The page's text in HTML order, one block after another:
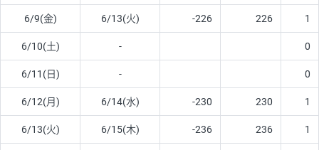
6/9(金) 6/13(火) -226 226 1
6/10(土) - 0
6/11(日) - 0
6/12(月) 6/14(水) -230 230 1
6/13(火) 6/15(木) -236 236 1